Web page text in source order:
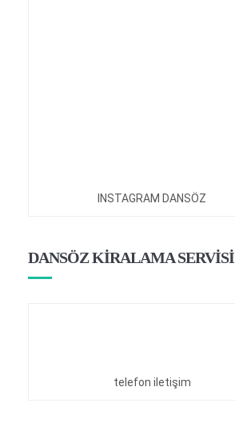
INSTAGRAM DANSÖZ
DANSÖZ KİRALAMA SERVİSİ
telefon iletişim